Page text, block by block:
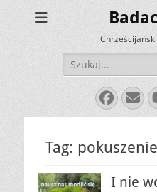
Szukaj:
E-
Tag: pokuszenie
I nie